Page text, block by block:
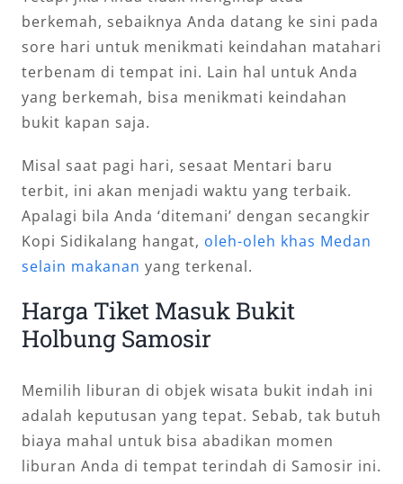
berkemah, sebaiknya Anda datang ke sini pada
sore hari untuk menikmati keindahan matahari
terbenam di tempat ini. Lain hal untuk Anda
yang berkemah, bisa menikmati keindahan
bukit kapan saja.
Misal saat pagi hari, sesaat Mentari baru
terbit, ini akan menjadi waktu yang terbaik.
Apalagi bila Anda ‘ditemani’ dengan secangkir
Kopi Sidikalang hangat, oleh-oleh khas Medan
selain makanan yang terkenal.
Harga Tiket Masuk Bukit
Holbung Samosir
Memilih liburan di objek wisata bukit indah ini
adalah keputusan yang tepat. Sebab, tak butuh
biaya mahal untuk bisa abadikan momen
liburan Anda di tempat terindah di Samosir ini.